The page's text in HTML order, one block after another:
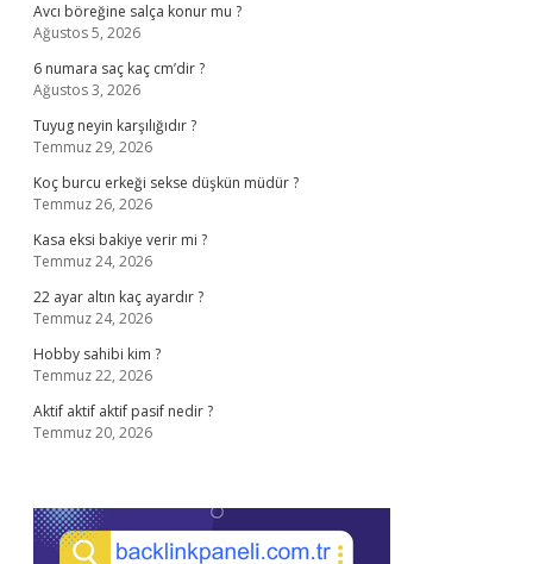
Avcı böreğine salça konur mu ?
Ağustos 5, 2026
6 numara saç kaç cm’dir ?
Ağustos 3, 2026
Tuyug neyin karşılığıdır ?
Temmuz 29, 2026
Koç burcu erkeği sekse düşkün müdür ?
Temmuz 26, 2026
Kasa eksi bakiye verir mi ?
Temmuz 24, 2026
22 ayar altın kaç ayardır ?
Temmuz 24, 2026
Hobby sahibi kim ?
Temmuz 22, 2026
Aktif aktif aktif pasif nedir ?
Temmuz 20, 2026